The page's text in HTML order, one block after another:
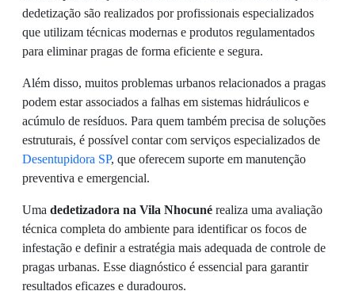
dedetização são realizados por profissionais especializados
que utilizam técnicas modernas e produtos regulamentados
para eliminar pragas de forma eficiente e segura.
Além disso, muitos problemas urbanos relacionados a pragas
podem estar associados a falhas em sistemas hidráulicos e
acúmulo de resíduos. Para quem também precisa de soluções
estruturais, é possível contar com serviços especializados de
Desentupidora SP, que oferecem suporte em manutenção
preventiva e emergencial.
Uma dedetizadora na Vila Nhocuné realiza uma avaliação
técnica completa do ambiente para identificar os focos de
infestação e definir a estratégia mais adequada de controle de
pragas urbanas. Esse diagnóstico é essencial para garantir
resultados eficazes e duradouros.